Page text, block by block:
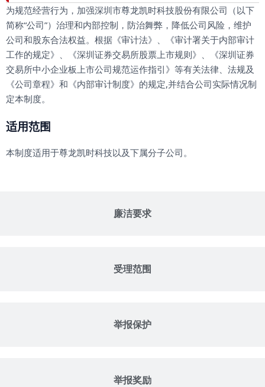
廉洁要求
受理范围
举报保护
举报奖励
为规范经营行为，加强深圳市尊龙凯时科技股份有限公司（以下
简称“公司”）治理和内部控制，防治舞弊，降低公司风险，维护
公司和股东合法权益。根据《审计法》、《审计署关于内部审计
工作的规定》、《深圳证券交易所股票上市规则》、《深圳证券
交易所中小企业板上市公司规范运作指引》等有关法律、法规及
《公司章程》和《内部审计制度》的规定,并结合公司实际情况制
定本制度。
适用范围
本制度适用于尊龙凯时科技以及下属分子公司。